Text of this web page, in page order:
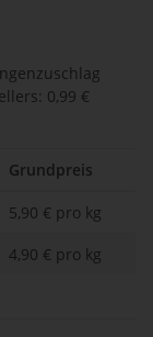
: 0,99 €
Grundpreis
5,90 € pro kg
4,90 € pro kg